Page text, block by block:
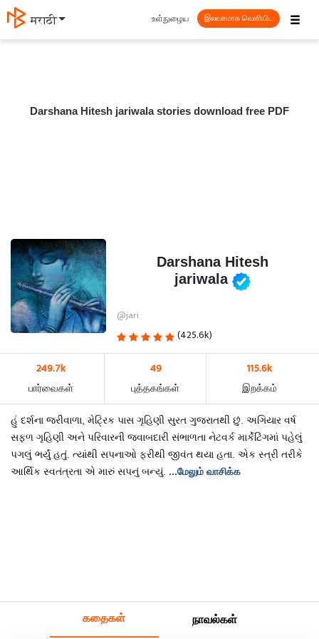
मराठी ☰
உள்நுழைய இலவசமாக வெளியிட
Darshana Hitesh jariwala stories download free PDF
Darshana Hitesh
jariwala
@jari
(425.6k)
249.7k
பார்வைகள்
49
புத்தகங்கள்
115.6k
இறக்கம்
હું દર્શના જરીવાળા, મેટ્રિક પાસ ગૃહિણી સુરત ગુજરાતથી છું. અગિયાર વર્ષ
સફળ ગૃહિણી અને પરિવારની જવાબદારી સંભાળતા નેટવર્ક માર્કેટિંગમાં પહેલું
પગલું ભર્યું હતું. ત્યાંથી સપનાઓ ફરીથી જીવંત થયા હતા. એક સ્ત્રી તરીકે
આર્થિક સ્વતંત્રતા એ મારું સપનું બન્યું. ...மேலும் வாசிக்க
கதைகள் நாவல்கள்